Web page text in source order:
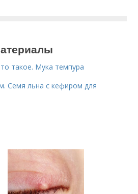
такое. Мука темпура
Семя льна с кефиром для